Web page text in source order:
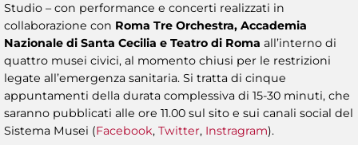
Studio – con performance e concerti realizzati in
collaborazione con Roma Tre Orchestra, Accademia
Nazionale di Santa Cecilia e Teatro di Roma all’interno di
quattro musei civici, al momento chiusi per le restrizioni
legate all’emergenza sanitaria. Si tratta di cinque
appuntamenti della durata complessiva di 15-30 minuti, che
saranno pubblicati alle ore 11.00 sul sito e sui canali social del
Sistema Musei (Facebook, Twitter, Instragram).